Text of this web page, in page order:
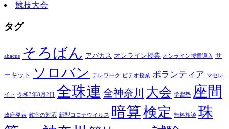
競技大会
タグ
abacus そろばん アバカス オンライン授業 オンライン授業導入 サ
ーキット ソロバン テレワーク ビデオ授業 ボランティア マセレ
イト 令和3年8月2日 全珠連 全神奈川 大会 学習塾 座間
政府発表 教室の対応 新型コロナウイルス 暗算検定 無料相談 珠